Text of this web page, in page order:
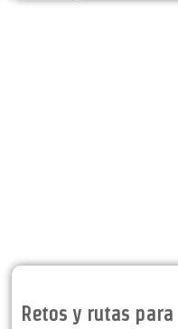
Retos y rutas